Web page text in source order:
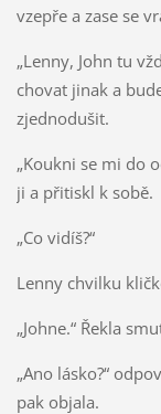
vzepře a zase se
„Lenny, John tu
chovat jinak a
zjednodušit.
„Koukni se mi do
ji a přitiskl k sobě.
„Co vidíš?“
Lenny chvilku
„Johne.“ Řekla
„Ano lásko?“
pak objala.